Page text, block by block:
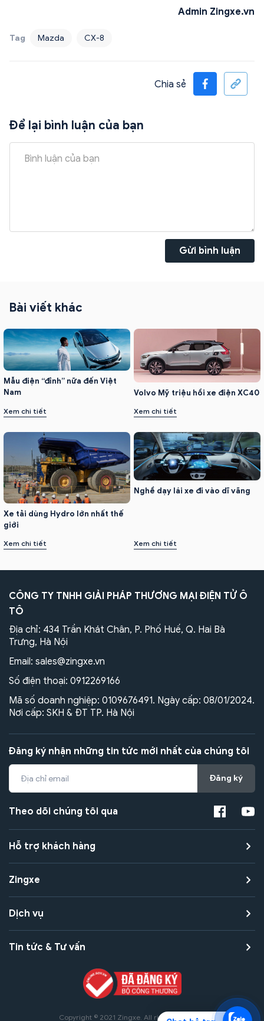
Admin Zingxe.vn
Tag Mazda CX-8
Chia sẻ
Để lại bình luận của bạn
Gửi bình luận
Bài viết khác
Mẫu điện “đỉnh” nữa đến Việt
Nam
Xem chi tiết
Volvo Mỹ triệu hồi xe điện XC40
Xem chi tiết
Xe tải dùng Hydro lớn nhất thế
giới
Xem chi tiết
Nghề dạy lái xe đi vào dĩ vãng
Xem chi tiết
CÔNG TY TNHH GIẢI PHÁP THƯƠNG MẠI ĐIỆN TỬ Ô
TÔ
Địa chỉ: 434 Trần Khát Chân, P. Phố Huế, Q. Hai Bà
Trưng, Hà Nội
Email: sales@zingxe.vn
Số điện thoại: 0912269166
Mã số doanh nghiệp: 0109676491. Ngày cấp: 08/01/2024.
Nơi cấp: SKH & ĐT TP. Hà Nội
Đăng ký nhận những tin tức mới nhất của chúng tôi
Đăng ký
Theo dõi chúng tôi qua
Hỗ trợ khách hàng
Zingxe
Dịch vụ
Tin tức & Tư vấn
Copyright © 2021 Zingxe. All rights reserved